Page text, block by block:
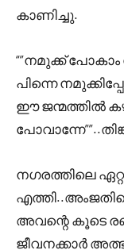
കാണിച്ചു.
“”നമുക്ക് പോകാം
പിന്നെ
ഈ ജന്മത്തിൽ
നഗരത്തിലെ
അവന്റെ കൂടെ
ജീവനക്കാർ